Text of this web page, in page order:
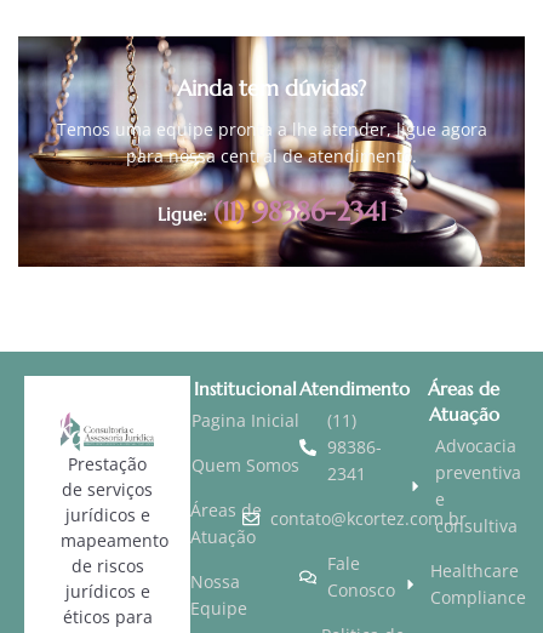
Ainda tem dúvidas?
Temos uma equipe pronta a lhe atender, ligue agora
para nossa central de atendimento.
Ligue:(11) 98386-2341
Prestação
de serviços
jurídicos e
mapeamento
de riscos
jurídicos e
éticos para
Institucional
Pagina Inicial
Quem Somos
Áreas de
Atuação
Nossa
Equipe
Atendimento
(11)
98386-
2341
contato@kcortez.com.br
Fale
Conosco
Áreas de
Atuação
Advocacia
preventiva
e
consultiva
Healthcare
Compliance